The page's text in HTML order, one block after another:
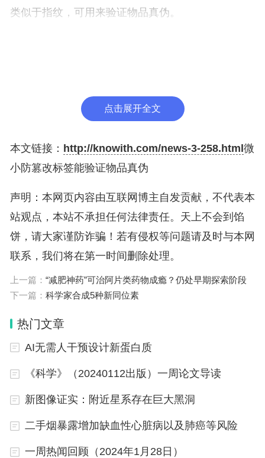
类似于指纹，可用来验证物品真伪。
波长为1毫米的太赫兹波，研究人员可以制造出不需
要更大的片外天线的芯片。在穿过标签并击中物体表
面后，太赫兹波被反射或反向散射到接收器进行验
证。
研究人员还训练了一种机器学习模型，用于比较胶水
图案，并计算它们的相似性，进而检测是否被篡改，
准确率超过99%。
太赫兹标签的生产成本非常低，有望在整个大规模供
应链中应用。由于尺寸微小，该标签能够贴在传统R
点击展开全文
本文链接： http://knowith.com/news-3-258.html 微
小防篡改标签能验证物品真伪
声明：本网页内容由互联网博主自发贡献，不代表本
站观点，本站不承担任何法律责任。天上不会到馅
饼，请大家谨防诈骗！若有侵权等问题请及时与本网
联系，我们将在第一时间删除处理。
上一篇： “减肥神药”可治阿片类药物成瘾？仍处早期探索阶段
下一篇： 科学家合成5种新同位素
热门文章
AI无需人干预设计新蛋白质
《科学》（20240112出版）一周论文导读
新图像证实：附近星系存在巨大黑洞
二手烟暴露增加缺血性心脏病以及肺癌等风险
一周热闻回顾（2024年1月28日）